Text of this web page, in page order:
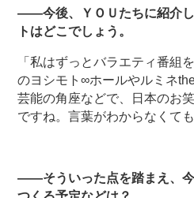
――今後、ＹＯＵたちに紹介
トはどこでしょう。
「私はずっとバラエティ番組
のヨシモト∞ホールやルミネ
芸能の角座などで、日本のお
ですね。言葉がわからなくて
――そういった点を踏まえ、